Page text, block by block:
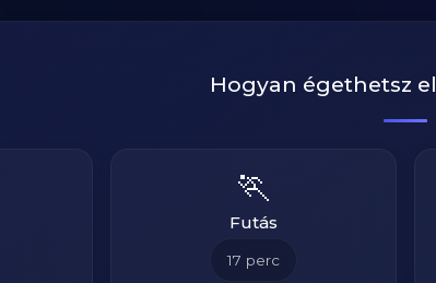
Hogyan égethetsz el
🏃
Futás
17 perc